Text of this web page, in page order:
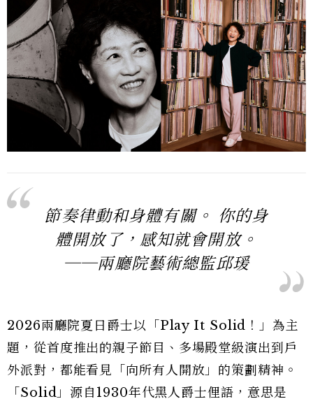
節奏律動和身體有關。 你的身
體開放了，感知就會開放。
──兩廳院藝術總監邱瑗
2026兩廳院夏日爵士以「Play It Solid！」為主
題，從首度推出的親子節目、多場殿堂級演出到戶
外派對，都能看見「向所有人開放」的策劃精神。
「Solid」源自1930年代黑人爵士俚語，意思是